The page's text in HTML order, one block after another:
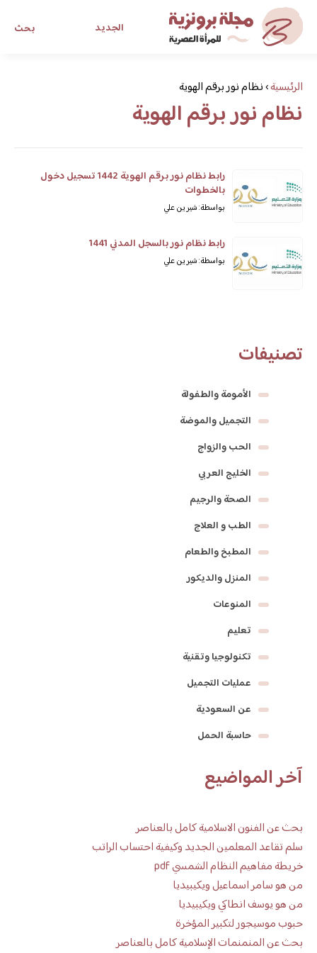
بحث الجديد
مجلة برونزية للفتاة العصرية
ابحث عن أي موضوع يهمك
الرئيسية›نظام نور برقم الهوية
نظام نور برقم الهوية
رابط نظام نور برقم الهوية 1442 تسجيل دخول
بالخطوات
بواسطة: شيرين علي
رابط نظام نور بالسجل المدني 1441
بواسطة: شيرين علي
تصنيفات
الأمومة والطفولة
التجميل والموضة
الحب والزواج
الخليج العربي
الصحة والرجيم
الطب و العلاج
المطبخ والطعام
المنزل والديكور
المنوعات
تعليم
تكنولوجيا وتقنية
عمليات التجميل
عن السعودية
حاسبة الحمل
آخر المواضيع
بحث عن الفنون الاسلامية كامل بالعناصر
سلم تقاعد المعلمين الجديد وكيفية احتساب الراتب
خريطة مفاهيم النظام الشمسي pdf
من هو سامر اسماعيل ويكيبيديا
من هو يوسف انطاكي ويكيبيديا
حبوب موسيجور لتكبير المؤخرة
بحث عن المنمنمات الإسلامية كامل بالعناصر